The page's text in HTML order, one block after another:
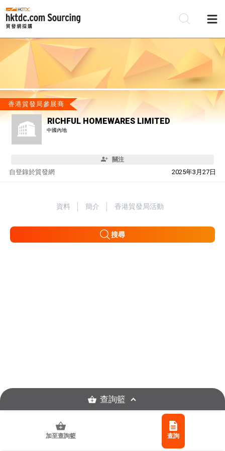
香港貿發局參展商
RICHFUL HOMEWARES LIMITED
中國內地
關注
自 2025年3月27日
登錄於貿發網
資料 簡介 香港貿發局活動
搜尋
加至查詢籃 查詢
查詢籃